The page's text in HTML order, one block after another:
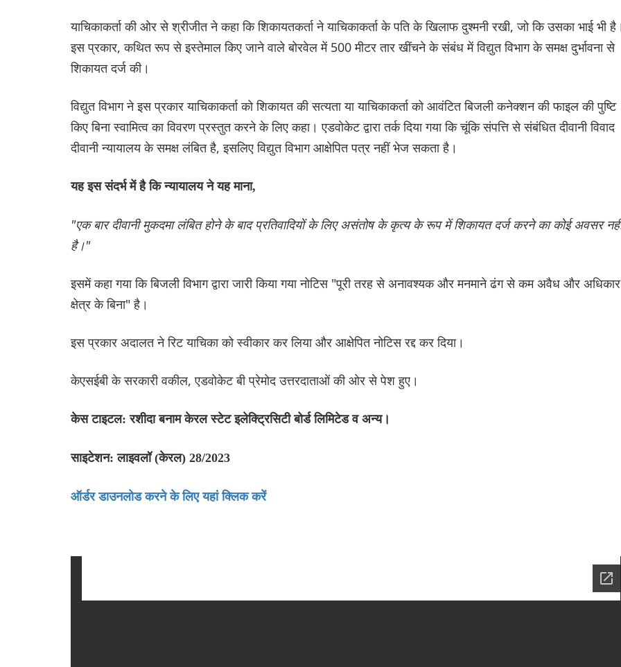
याचिकाकर्ता की ओर से श्रीजीत ने कहा कि शिकायतकर्ता ने याचिकाकर्ता के पति के खिलाफ दुश्मनी रखी, जो कि उसका भाई भी
इस प्रकार, कथित रूप से इस्तेमाल किए जाने वाले बोरवेल में 500 मीटर तार खींचने के संबंध में विद्युत विभाग के समक्ष दुर्भावना से
शिकायत दर्ज की।
विद्युत विभाग ने इस प्रकार याचिकाकर्ता को शिकायत की सत्यता या याचिकाकर्ता को आवंटित बिजली कनेक्शन की फाइल की पुष्टि
किए बिना स्वामित्व का विवरण प्रस्तुत करने के लिए कहा। एडवोकेट द्वारा तर्क दिया गया कि चूंकि संपत्ति से संबंधित दीवानी विवाद
दीवानी न्यायालय के समक्ष लंबित है, इसलिए विद्युत विभाग आक्षेपित पत्र नहीं भेज सकता है।
यह इस संदर्भ में है कि न्यायालय ने यह माना,
"एक बार दीवानी मुकदमा लंबित होने के बाद प्रतिवादियों के लिए असंतोष के कृत्य के रूप में शिकायत दर्ज करने का कोई अवसर
है।"
इसमें कहा गया कि बिजली विभाग द्वारा जारी किया गया नोटिस "पूरी तरह से अनावश्यक और मनमाने ढंग से कम अवैध और अधिकार
क्षेत्र के बिना" है।
इस प्रकार अदालत ने रिट याचिका को स्वीकार कर लिया और आक्षेपित नोटिस रद्द कर दिया।
केएसईबी के सरकारी वकील, एडवोकेट बी प्रेमोद उत्तरदाताओं की ओर से पेश हुए।
केस टाइटल: रशीदा बनाम केरल स्टेट इलेक्ट्रिसिटी बोर्ड लिमिटेड व अन्य।
साइटेशन: लाइवलॉ (केरल) 28/2023
ऑर्डर डाउनलोड करने के लिए यहां क्लिक करें